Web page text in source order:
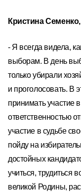
Кристина Семенко
- Я всегда видела,
выборам. В день
только убирали
и проголосовать. В
принимать участие
ответственностью
участие в судьбе
пойду на
достойных
учиться, трудиться
великой Родины,